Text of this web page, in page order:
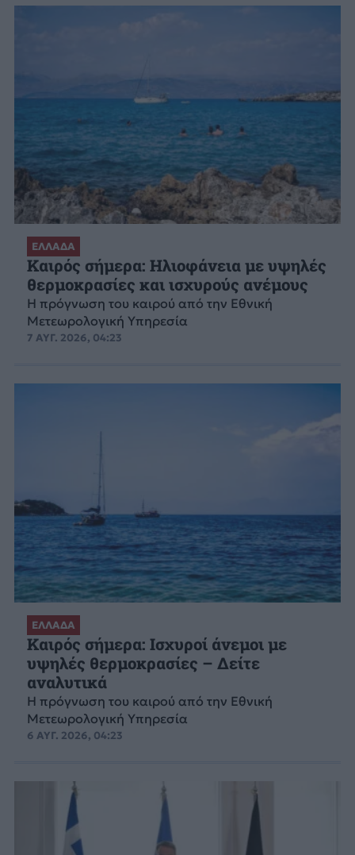
ΕΛΛΑΔΑ
Καιρός σήμερα: Ηλιοφάνεια με υψηλές
θερμοκρασίες και ισχυρούς ανέμους
Η πρόγνωση του καιρού από την Εθνική
Μετεωρολογική Υπηρεσία
7 ΑΥΓ. 2026, 04:23
ΕΛΛΑΔΑ
Καιρός σήμερα: Ισχυροί άνεμοι με
υψηλές θερμοκρασίες – Δείτε
αναλυτικά
Η πρόγνωση του καιρού από την Εθνική
Μετεωρολογική Υπηρεσία
6 ΑΥΓ. 2026, 04:23